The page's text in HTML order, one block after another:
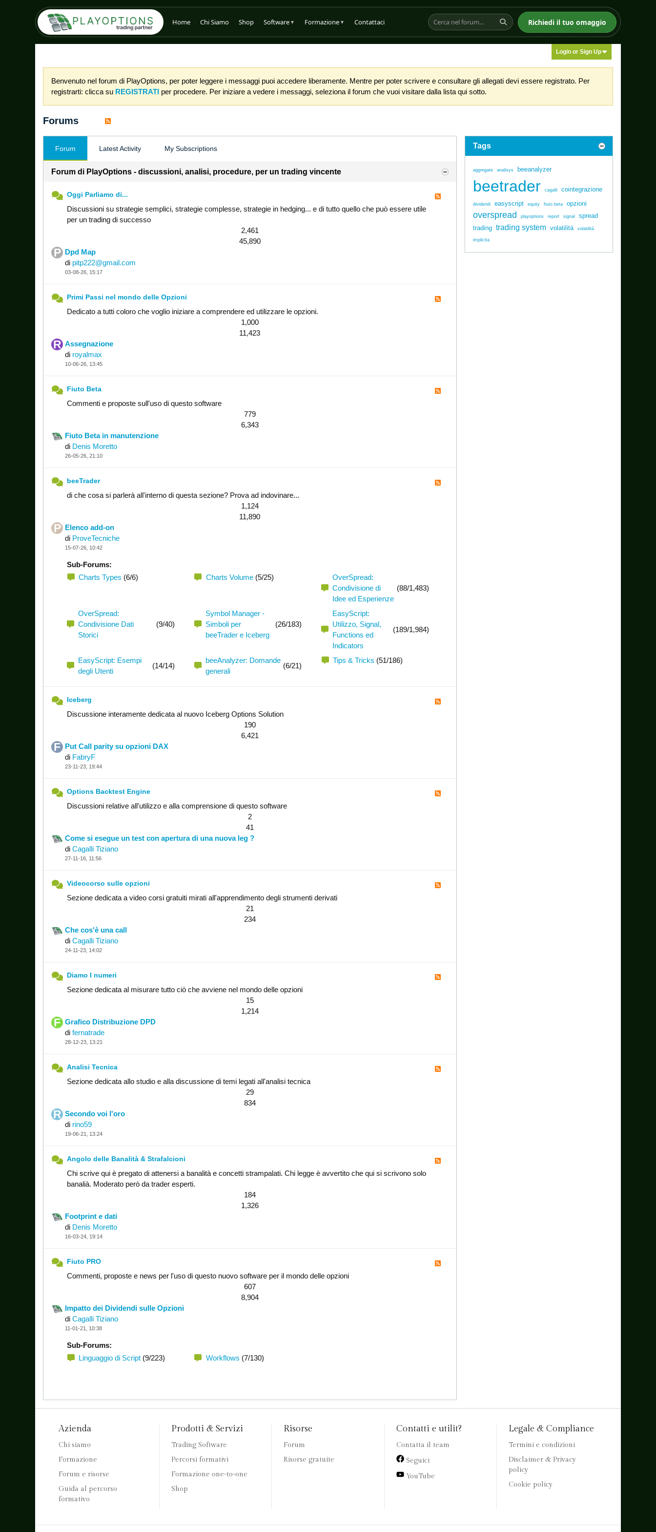
Home Chi Siamo Shop Software ▼ Formazione ▼ Contattaci Richiedi il tuo omaggio
Login or Sign Up
Benvenuto nel forum di PlayOptions, per poter leggere i messaggi puoi accedere liberamente. Mentre per poter scrivere e consultare gli allegati devi essere registrato. Per
registrarti: clicca su REGISTRATI per procedere. Per iniziare a vedere i messaggi, seleziona il forum che vuoi visitare dalla lista qui sotto.
Forums
Forum Latest Activity My Subscriptions
Forum di PlayOptions - discussioni, analisi, procedure, per un trading vincente
Oggi Parliamo di...
Discussioni su strategie semplici, strategie complesse, strategie in hedging... e di tutto quello che può essere utile
per un trading di successo
2,461
45,890
Dpd Map
di pitp222@gmail.com
03-08-26, 15:17
Primi Passi nel mondo delle Opzioni
Dedicato a tutti coloro che voglio iniziare a comprendere ed utilizzare le opzioni.
1,000
11,423
Assegnazione
di royalmax
10-06-26, 13:45
Fiuto Beta
Commenti e proposte sull'uso di questo software
779
6,343
Fiuto Beta in manutenzione
di Denis Moretto
26-05-26, 21:10
beeTrader
di che cosa si parlerà all'interno di questa sezione? Prova ad indovinare...
1,124
11,890
Elenco add-on
di ProveTecniche
15-07-26, 10:42
Sub-Forums:
Charts Types (6/6) Charts Volume (5/25)
OverSpread:
Condivisione di
Idee ed Esperienze
(88/1,483)
OverSpread:
Condivisione Dati
Storici
(9/40)
Symbol Manager -
Simboli per
beeTrader e Iceberg
(26/183)
EasyScript:
Utilizzo, Signal,
Functions ed
Indicators
(189/1,984)
EasyScript: Esempi
degli Utenti
(14/14)
beeAnalyzer: Domande
generali
(6/21)
Tips & Tricks (51/186)
Iceberg
Discussione interamente dedicata al nuovo Iceberg Options Solution
190
6,421
Put Call parity su opzioni DAX
di FabryF
23-11-23, 19:44
Options Backtest Engine
Discussioni relative all'utilizzo e alla comprensione di questo software
2
41
Come si esegue un test con apertura di una nuova leg ?
di Cagalli Tiziano
27-11-16, 11:56
Videocorso sulle opzioni
Sezione dedicata a video corsi gratuiti mirati all'apprendimento degli strumenti derivati
21
234
Che cos'è una call
di Cagalli Tiziano
24-11-23, 14:02
Diamo I numeri
Sezione dedicata al misurare tutto ciò che avviene nel mondo delle opzioni
15
1,214
Grafico Distribuzione DPD
di fernatrade
28-12-23, 13:21
Analisi Tecnica
Sezione dedicata allo studio e alla discussione di temi legati all'analisi tecnica
29
834
Secondo voi l'oro
di rino59
19-06-21, 13:24
Angolo delle Banalità & Strafalcioni
Chi scrive qui è pregato di attenersi a banalità e concetti strampalati. Chi legge è avvertito che qui si scrivono solo
banalià. Moderato però da trader esperti.
184
1,326
Footprint e dati
di Denis Moretto
16-03-24, 19:14
Fiuto PRO
Commenti, proposte e news per l'uso di questo nuovo software per il mondo delle opzioni
607
8,904
Impatto dei Dividendi sulle Opzioni
di Cagalli Tiziano
11-01-21, 10:38
Sub-Forums:
Linguaggio di Script (9/223) Workflows (7/130)
Tags
aggregate analisys beeanalyzer
beetrader cagalli cointegrazione
dividendi easyscript equity fiuto beta opzioni
overspread playoptions report signal
spread
trading trading system volatilità volatilità
implicita
Azienda
Chi siamo
Formazione
Forum e risorse
Guida al percorso
formativo
Prodotti & Servizi
Trading Software
Percorsi formativi
Formazione one-to-one
Shop
Risorse
Forum
Risorse gratuite
Contatti e utilit?
Contatta il team
Seguici
YouTube
Legale & Compliance
Termini e condizioni
Disclaimer & Privacy
policy
Cookie policy